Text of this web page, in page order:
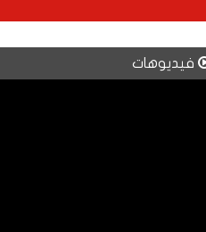
فيديوهات